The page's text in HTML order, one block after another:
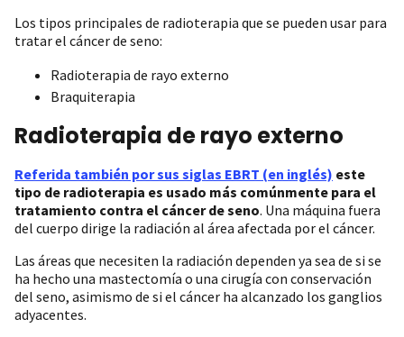
Los tipos principales de radioterapia que se pueden usar para
tratar el cáncer de seno:
Radioterapia de rayo externo
Braquiterapia
Radioterapia de rayo externo
Referida también por sus siglas EBRT (en inglés) este
tipo de radioterapia es usado más comúnmente para el
tratamiento contra el cáncer de seno. Una máquina fuera
del cuerpo dirige la radiación al área afectada por el cáncer.
Las áreas que necesiten la radiación dependen ya sea de si se
ha hecho una mastectomía o una cirugía con conservación
del seno, asimismo de si el cáncer ha alcanzado los ganglios
adyacentes.